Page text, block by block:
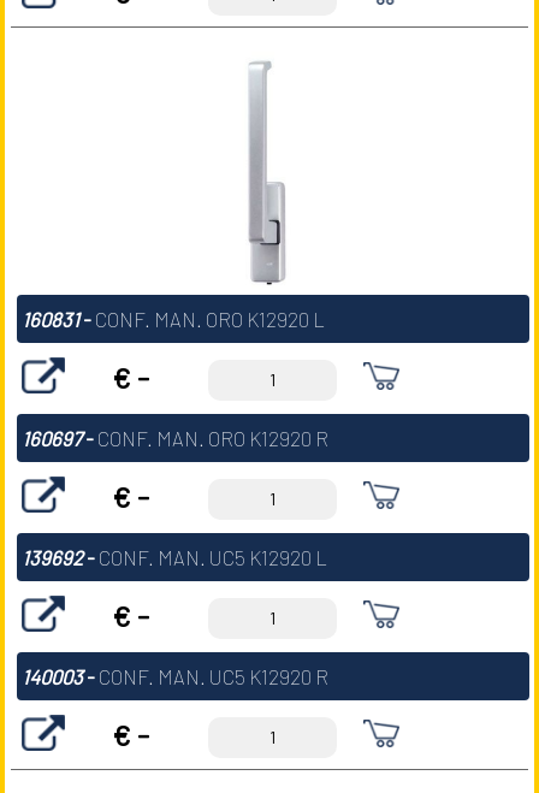
160831- CONF. MAN. ORO K12920 L
€ -
160697- CONF. MAN. ORO K12920 R
€ -
139692- CONF. MAN. UC5 K12920 L
€ -
140003- CONF. MAN. UC5 K12920 R
€ -